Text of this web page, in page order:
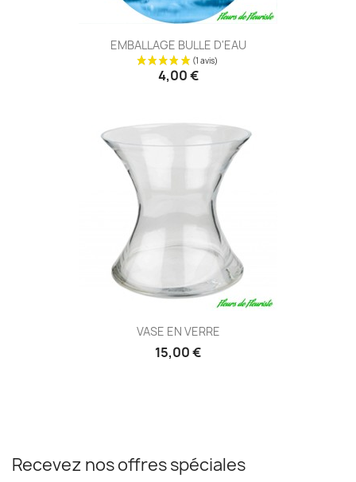
EMBALLAGE BULLE D'EAU
4,00 €
VASE EN VERRE
15,00 €
Recevez nos offres spéciales